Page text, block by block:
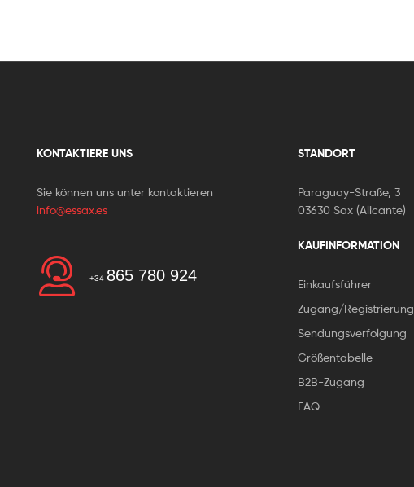
KONTAKTIERE UNS
Sie können uns unter kontaktieren
info@essax.es
+34 865 780 924
STANDORT
Paraguay-Straße, 3
03630 Sax (Alicante)
KAUFINFORMATION
Einkaufsführer
Zugang/Registrierung
Sendungsverfolgung
Größentabelle
B2B-Zugang
FAQ